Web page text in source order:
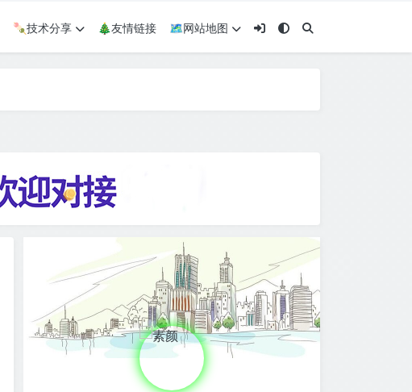
🍡技术分享 🎄友情链接
🗺网站地图